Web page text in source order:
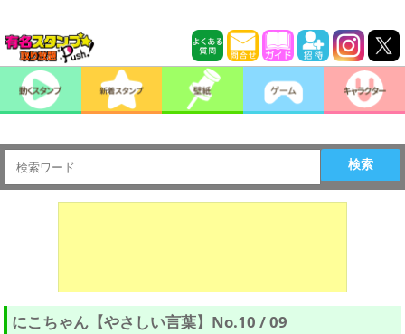
検索
にこちゃん【やさしい言葉】No.10 / 09